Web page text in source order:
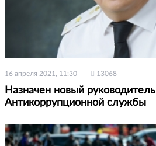
16 апреля 2021, 11:30 13068
Назначен новый руководитель
Антикоррупционной службы